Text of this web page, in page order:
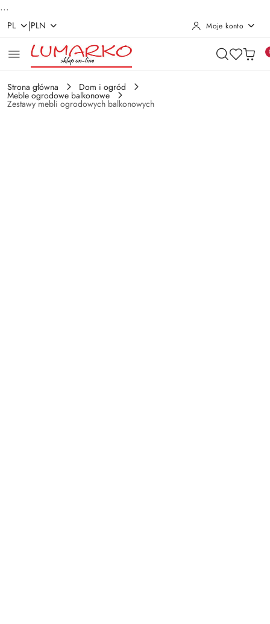
...
Przejdź do treści głównej
Przejdź do wyszukiwarki
Przejdź do moje konto
Przejdź do menu głównego
Przejdź do opisu produktu
Przejdź do stopki
PL |PLN Moje konto
Strona główna Dom i ogród
Meble ogrodowe balkonowe
Zestawy mebli ogrodowych balkonowych